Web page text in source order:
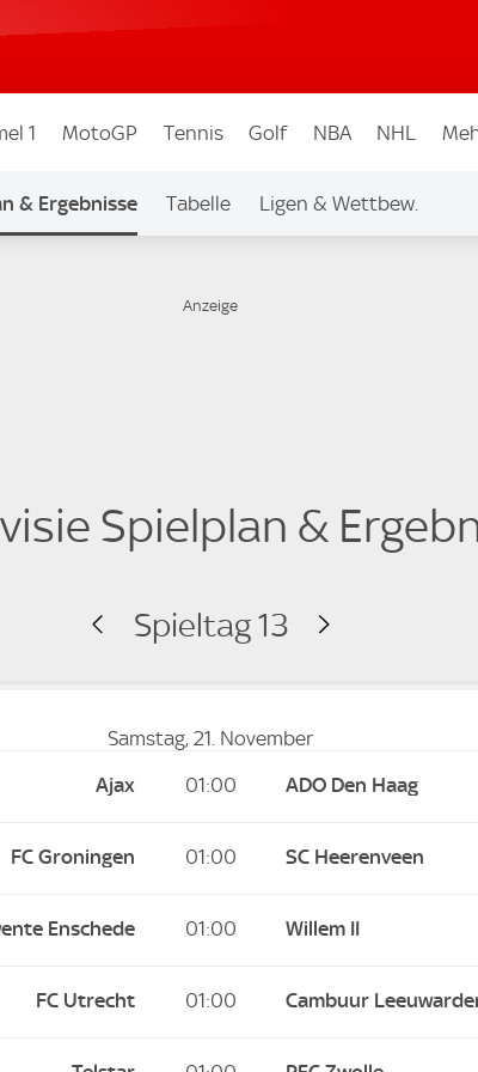
1 MotoGP Tennis Golf NBA NHL
& Ergebnisse Tabelle Ligen & Wettbew.
Spielplan &
Spieltag 13
Samstag, 21. November
Ajax
01:00 ADO Den Haag
FC Groningen 01:00 SC Heerenveen
Enschede 01:00 Willem II
FC Utrecht 01:00 Cambuur